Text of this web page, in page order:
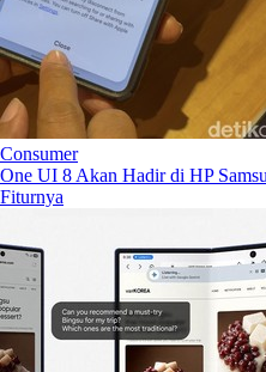
Consumer
One UI 8 Akan Hadir di HP
Fiturnya